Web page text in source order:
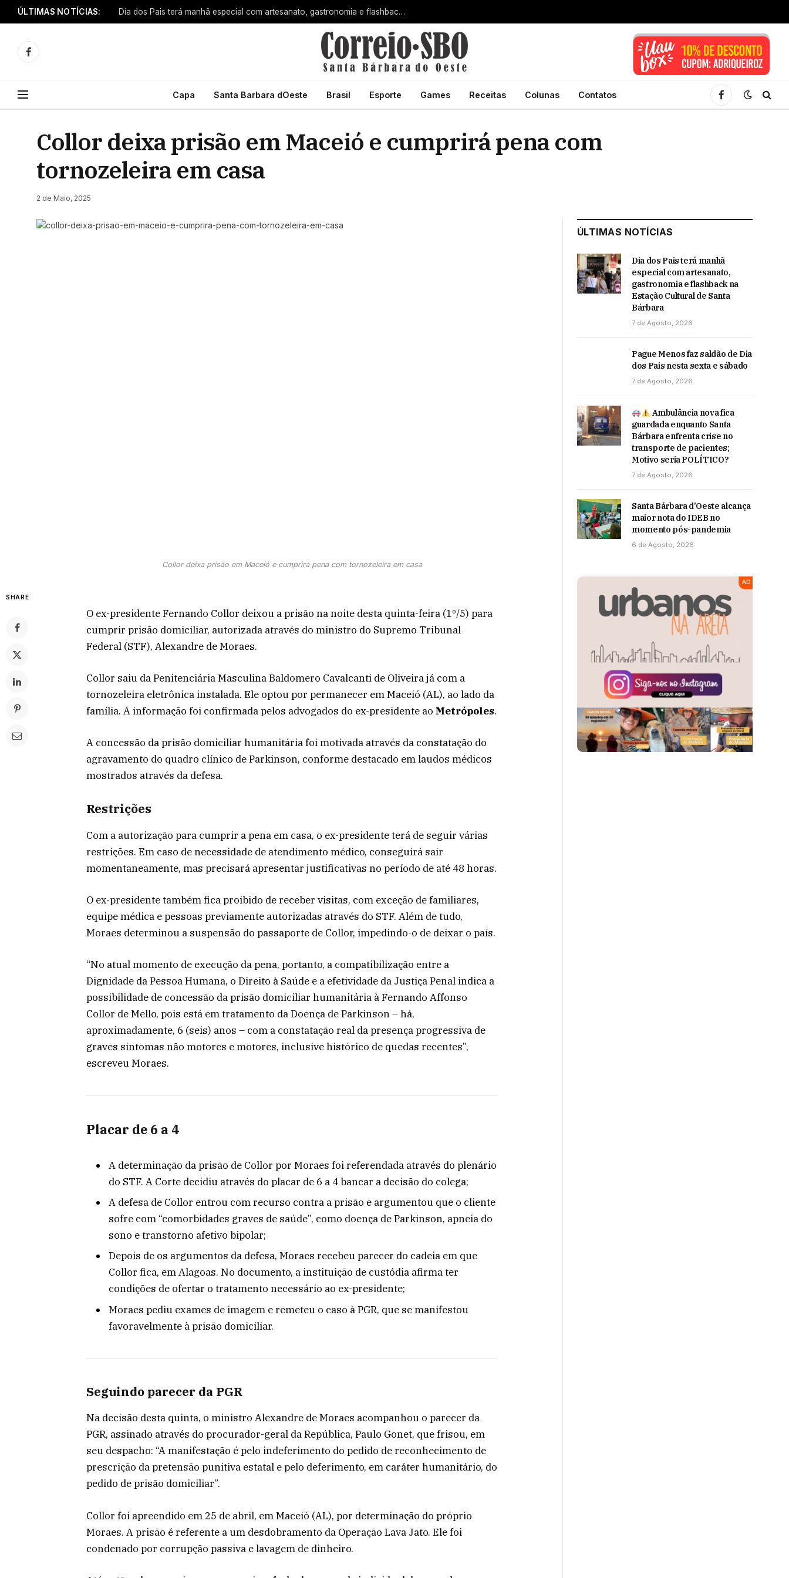
ÚLTIMAS NOTÍCIAS: Dia dos Pais terá manhã especial com artesanato, gastronomia e flashback na Estação Cultural de Santa Bárbara
Facebook
Capa Santa Barbara dOeste Brasil Esporte Games Receitas Colunas Contatos
Facebook
Collor deixa prisão em Maceió e cumprirá pena com
tornozeleira em casa
2 de Maio, 2025
Collor deixa prisão em Maceió e cumprirá pena com tornozeleira em casa
SHARE
O ex-presidente Fernando Collor deixou a prisão na noite desta quinta-feira (1º/5) para
cumprir prisão domiciliar, autorizada através do ministro do Supremo Tribunal
Federal (STF), Alexandre de Moraes.
Collor saiu da Penitenciária Masculina Baldomero Cavalcanti de Oliveira já com a
tornozeleira eletrônica instalada. Ele optou por permanecer em Maceió (AL), ao lado da
família. A informação foi confirmada pelos advogados do ex-presidente ao Metrópoles.
A concessão da prisão domiciliar humanitária foi motivada através da constatação do
agravamento do quadro clínico de Parkinson, conforme destacado em laudos médicos
mostrados através da defesa.
Restrições
Com a autorização para cumprir a pena em casa, o ex-presidente terá de seguir várias
restrições. Em caso de necessidade de atendimento médico, conseguirá sair
momentaneamente, mas precisará apresentar justificativas no período de até 48 horas.
O ex-presidente também fica proibido de receber visitas, com exceção de familiares,
equipe médica e pessoas previamente autorizadas através do STF. Além de tudo,
Moraes determinou a suspensão do passaporte de Collor, impedindo-o de deixar o país.
“No atual momento de execução da pena, portanto, a compatibilização entre a
Dignidade da Pessoa Humana, o Direito à Saúde e a efetividade da Justiça Penal indica a
possibilidade de concessão da prisão domiciliar humanitária à Fernando Affonso
Collor de Mello, pois está em tratamento da Doença de Parkinson – há,
aproximadamente, 6 (seis) anos – com a constatação real da presença progressiva de
graves sintomas não motores e motores, inclusive histórico de quedas recentes”,
escreveu Moraes.
Placar de 6 a 4
A determinação da prisão de Collor por Moraes foi referendada através do plenário
do STF. A Corte decidiu através do placar de 6 a 4 bancar a decisão do colega;
A defesa de Collor entrou com recurso contra a prisão e argumentou que o cliente
sofre com “comorbidades graves de saúde”, como doença de Parkinson, apneia do
sono e transtorno afetivo bipolar;
Depois de os argumentos da defesa, Moraes recebeu parecer do cadeia em que
Collor fica, em Alagoas. No documento, a instituição de custódia afirma ter
condições de ofertar o tratamento necessário ao ex-presidente;
Moraes pediu exames de imagem e remeteu o caso à PGR, que se manifestou
favoravelmente à prisão domiciliar.
Seguindo parecer da PGR
Na decisão desta quinta, o ministro Alexandre de Moraes acompanhou o parecer da
PGR, assinado através do procurador-geral da República, Paulo Gonet, que frisou, em
seu despacho: “A manifestação é pelo indeferimento do pedido de reconhecimento de
prescrição da pretensão punitiva estatal e pelo deferimento, em caráter humanitário, do
pedido de prisão domiciliar”.
Collor foi apreendido em 25 de abril, em Maceió (AL), por determinação do próprio
Moraes. A prisão é referente a um desdobramento da Operação Lava Jato. Ele foi
condenado por corrupção passiva e lavagem de dinheiro.
ÚLTIMAS NOTÍCIAS
Dia dos Pais terá manhã
especial com artesanato,
gastronomia e flashback na
Estação Cultural de Santa
Bárbara
7 de Agosto, 2026
Pague Menos faz saldão de Dia
dos Pais nesta sexta e sábado
7 de Agosto, 2026
Ambulância nova fica
guardada enquanto Santa
Bárbara enfrenta crise no
transporte de pacientes;
Motivo seria POLÍTICO?
7 de Agosto, 2026
Santa Bárbara d’Oeste alcança
maior nota do IDEB no
momento pós-pandemia
6 de Agosto, 2026